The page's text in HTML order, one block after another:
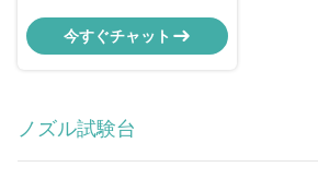
今すぐチャット
ノズル試験台